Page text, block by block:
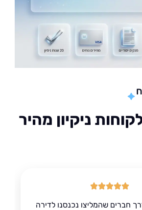
ניקיון מהיר
שהמליצו נכנסנו לדירה